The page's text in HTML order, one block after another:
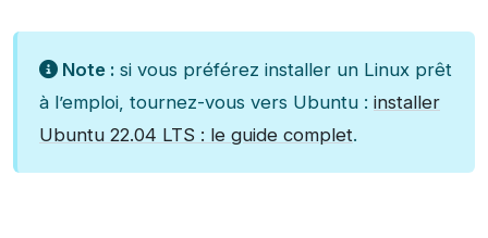
Note : si vous préférez installer un Linux prêt
à l’emploi, tournez-vous vers Ubuntu : installer
Ubuntu 22.04 LTS : le guide complet.